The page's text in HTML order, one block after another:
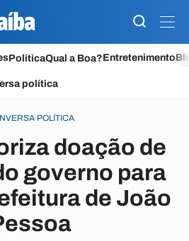
PolíticaQual a Boa?Entretenimento
política
POLÍTICA
doação de
governo para
de João